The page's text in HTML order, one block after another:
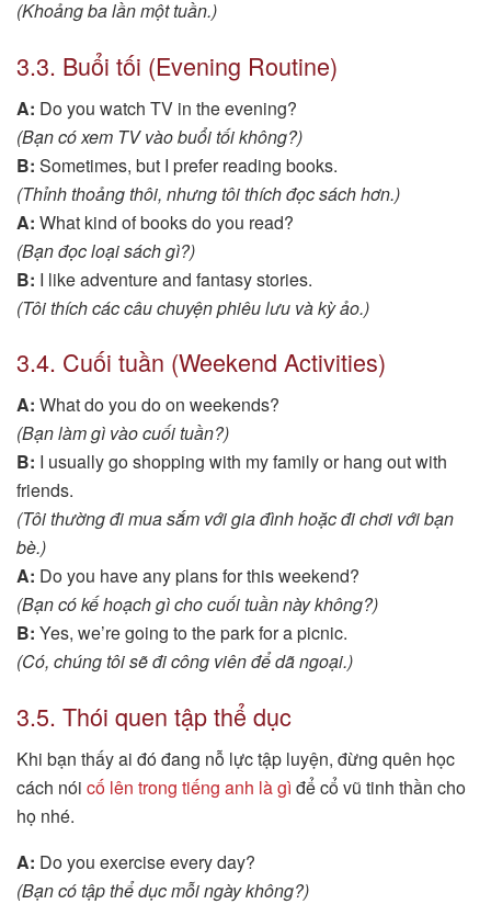
(Khoảng ba lần một tuần.)
3.3. Buổi tối (Evening Routine)
A: Do you watch TV in the evening?
(Bạn có xem TV vào buổi tối không?)
B: Sometimes, but I prefer reading books.
(Thỉnh thoảng thôi, nhưng tôi thích đọc sách hơn.)
A: What kind of books do you read?
(Bạn đọc loại sách gì?)
B: I like adventure and fantasy stories.
(Tôi thích các câu chuyện phiêu lưu và kỳ ảo.)
3.4. Cuối tuần (Weekend Activities)
A: What do you do on weekends?
(Bạn làm gì vào cuối tuần?)
B: I usually go shopping with my family or hang out with
friends.
(Tôi thường đi mua sắm với gia đình hoặc đi chơi với bạn
bè.)
A: Do you have any plans for this weekend?
(Bạn có kế hoạch gì cho cuối tuần này không?)
B: Yes, we’re going to the park for a picnic.
(Có, chúng tôi sẽ đi công viên để dã ngoại.)
3.5. Thói quen tập thể dục
Khi bạn thấy ai đó đang nỗ lực tập luyện, đừng quên học
cách nói cố lên trong tiếng anh là gì để cổ vũ tinh thần cho
họ nhé.
A: Do you exercise every day?
(Bạn có tập thể dục mỗi ngày không?)